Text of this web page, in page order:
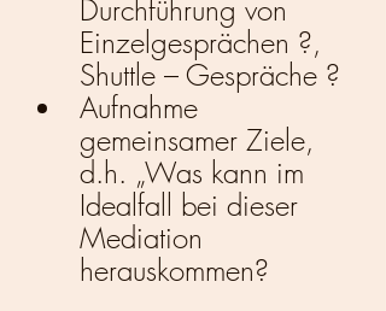
Durchführung von
Einzelgesprächen ?,
Shuttle – Gespräche ?
Aufnahme
gemeinsamer Ziele,
d.h. „Was kann im
Idealfall bei dieser
Mediation
herauskommen?